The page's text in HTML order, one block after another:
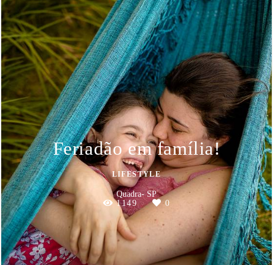
Feriadão em família!
LIFESTYLE
Quadra- SP
1149
0